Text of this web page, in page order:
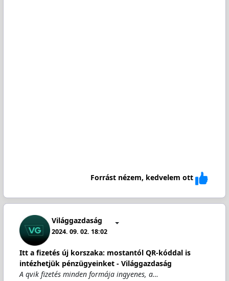
Forrást nézem, kedvelem ott
Világgazdaság
2024. 09. 02. 18:02
Itt a fizetés új korszaka: mostantól QR-kóddal is
intézhetjük pénzügyeinket - Világgazdaság
A qvik fizetés minden formája ingyenes, a…